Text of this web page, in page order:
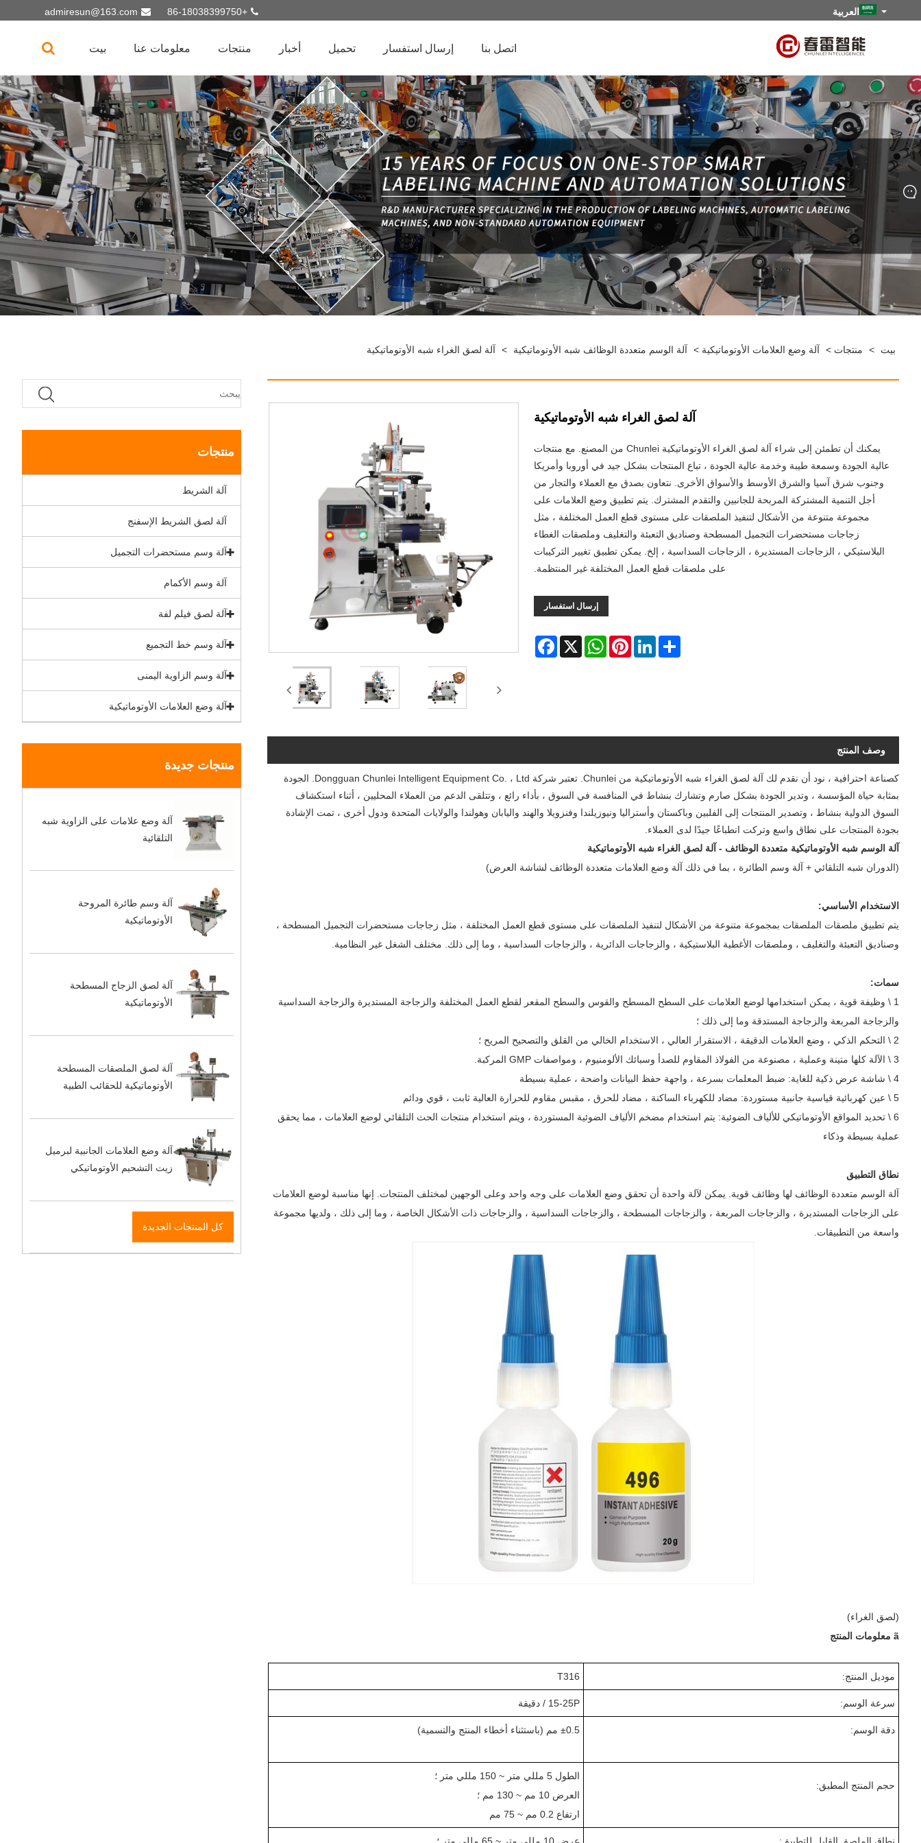
+86-18038399750
admiresun@163.com العربية
بيت معلومات عنا منتجات أخبار تحميل إرسال استفسار اتصل بنا
بيت > منتجات > آلة وضع العلامات الأوتوماتيكية > آلة الوسم متعددة الوظائف شبه الأوتوماتيكية > آلة لصق الغراء شبه الأوتوماتيكية
منتجات
آلة الشريط
آلة لصق الشريط الإسفنج
آلة وسم مستحضرات التجميل
آلة وسم الأكمام
آلة لصق فيلم لفة
آلة وسم خط التجميع
آلة وسم الزاوية اليمنى
آلة وضع العلامات الأوتوماتيكية
منتجات جديدة
آلة وضع علامات على الزاوية شبه
التلقائية
آلة وسم طائرة المروحة
الأوتوماتيكية
آلة لصق الزجاج المسطحة
الأوتوماتيكية
آلة لصق الملصقات المسطحة
الأوتوماتيكية للحقائب الطبية
آلة وضع العلامات الجانبية لبرميل
زيت التشحيم الأوتوماتيكي
كل المنتجات الجديدة
آلة لصق الغراء شبه الأوتوماتيكية
يمكنك أن تطمئن إلى شراء آلة لصق الغراء الأوتوماتيكية Chunlei من المصنع. مع منتجات
عالية الجودة وسمعة طيبة وخدمة عالية الجودة ، تباع المنتجات بشكل جيد في أوروبا وأمريكا
وجنوب شرق آسيا والشرق الأوسط والأسواق الأخرى. نتعاون بصدق مع العملاء والتجار من
أجل التنمية المشتركة المربحة للجانبين والتقدم المشترك. يتم تطبيق وضع العلامات على
مجموعة متنوعة من الأشكال لتنفيذ الملصقات على مستوى قطع العمل المختلفة ، مثل
زجاجات مستحضرات التجميل المسطحة وصناديق التعبئة والتغليف وملصقات الغطاء
البلاستيكي ، الزجاجات المستديرة ، الزجاجات السداسية ، إلخ. يمكن تطبيق تغيير التركيبات
على ملصقات قطع العمل المختلفة غير المنتظمة.
إرسال استفسار
Facebook X
WhatsAppPinterestLinkedInShare
وصف المنتج
كصناعة احترافية ، نود أن نقدم لك آلة لصق الغراء شبه الأوتوماتيكية من Chunlei. تعتبر شركة Dongguan Chunlei Intelligent Equipment Co. ، Ltd. الجودة
بمثابة حياة المؤسسة ، وتدير الجودة بشكل صارم وتشارك بنشاط في المنافسة في السوق ، بأداء رائع ، وتتلقى الدعم من العملاء المحليين ، أثناء استكشاف
السوق الدولية بنشاط ، وتصدير المنتجات إلى الفلبين وباكستان وأستراليا ونيوزيلندا وفنزويلا والهند واليابان وهولندا والولايات المتحدة ودول أخرى ، تمت الإشادة
بجودة المنتجات على نطاق واسع وتركت انطباعًا جيدًا لدى العملاء.
آلة الوسم شبه الأوتوماتيكية متعددة الوظائف - آلة لصق الغراء شبه الأوتوماتيكية
(الدوران شبه التلقائي + آلة وسم الطائرة ، بما في ذلك آلة وضع العلامات متعددة الوظائف لشاشة العرض)
الاستخدام الأساسي:
يتم تطبيق ملصقات الملصقات بمجموعة متنوعة من الأشكال لتنفيذ الملصقات على مستوى قطع العمل المختلفة ، مثل زجاجات مستحضرات التجميل المسطحة ،
وصناديق التعبئة والتغليف ، وملصقات الأغطية البلاستيكية ، والزجاجات الدائرية ، والزجاجات السداسية ، وما إلى ذلك. مختلف الشغل غير النظامية.
سمات:
1 \ وظيفة قوية ، يمكن استخدامها لوضع العلامات على السطح المسطح والقوس والسطح المقعر لقطع العمل المختلفة والزجاجة المستديرة والزجاجة السداسية
والزجاجة المربعة والزجاجة المستدقة وما إلى ذلك ؛
2 \ التحكم الذكي ، وضع العلامات الدقيقة ، الاستقرار العالي ، الاستخدام الخالي من القلق والتصحيح المريح ؛
3 \ الآلة كلها متينة وعملية ، مصنوعة من الفولاذ المقاوم للصدأ وسبائك الألومنيوم ، ومواصفات GMP المركبة.
4 \ شاشة عرض ذكية للغاية: ضبط المعلمات بسرعة ، واجهة حفظ البيانات واضحة ، عملية بسيطة
5 \ عين كهربائية قياسية جانبية مستوردة: مضاد للكهرباء الساكنة ، مضاد للحرق ، مقبس مقاوم للحرارة العالية ثابت ، قوي ودائم
6 \ تحديد المواقع الأوتوماتيكي للألياف الضوئية: يتم استخدام مضخم الألياف الضوئية المستوردة ، ويتم استخدام منتجات الحث التلقائي لوضع العلامات ، مما يحقق
عملية بسيطة وذكاء
نطاق التطبيق
آلة الوسم متعددة الوظائف لها وظائف قوية. يمكن لآلة واحدة أن تحقق وضع العلامات على وجه واحد وعلى الوجهين لمختلف المنتجات. إنها مناسبة لوضع العلامات
على الزجاجات المستديرة ، والزجاجات المربعة ، والزجاجات المسطحة ، والزجاجات السداسية ، والزجاجات ذات الأشكال الخاصة ، وما إلى ذلك ، ولديها مجموعة
واسعة من التطبيقات.
(لصق الغراء)
ã معلومات المنتج
موديل المنتج: T316
سرعة الوسم: 15-25P / دقيقة
دقة الوسم: ±0.5 مم (باستثناء أخطاء المنتج والتسمية)
حجم المنتج المطبق:
الطول 5 مللي متر ~ 150 مللي متر ؛
العرض 10 مم ~ 130 مم ؛
ارتفاع 0.2 مم ~ 75 مم